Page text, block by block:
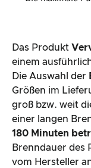
Das Produkt
einem
Die Auswahl der
Größen im
groß bzw. weit
einer langen
180 Minuten
Brenndauer des
vom Hersteller